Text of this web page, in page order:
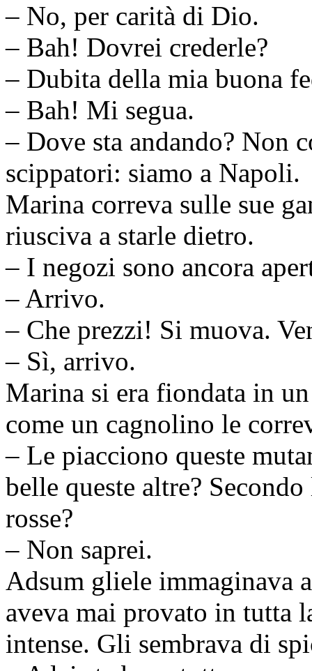
– No, per carità di Dio.
– Bah! Dovrei crederle?
– Dubita della mia buona
– Bah! Mi segua.
– Dove sta andando? Non
scippatori: siamo a Napoli.
Marina correva sulle sue
riusciva a starle dietro.
– I negozi sono ancora
– Arrivo.
– Che prezzi! Si muova.
– Sì, arrivo.
Marina si era fiondata in
come un cagnolino le
– Le piacciono queste
belle queste altre?
rosse?
– Non saprei.
Adsum gliele immaginava
aveva mai provato in tutta
intense. Gli sembrava di